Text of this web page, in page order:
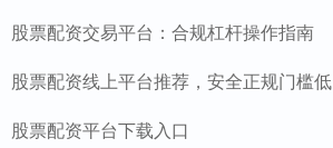
股票配资交易平台：合规杠杆操作指南
股票配资线上平台推荐，安全正规门槛低
股票配资平台下载入口